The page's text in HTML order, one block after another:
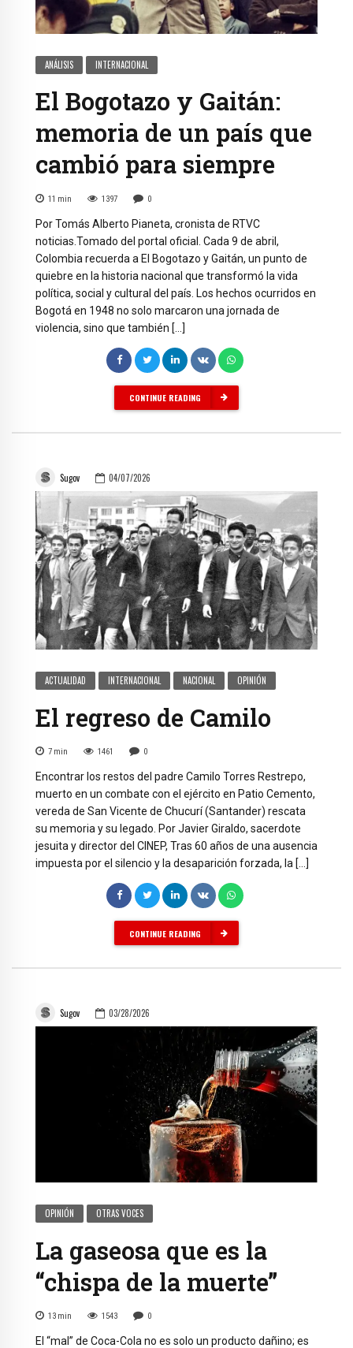
ANÁLISIS INTERNACIONAL
El Bogotazo y Gaitán:
memoria de un país que
cambió para siempre
11 min 1397 0
Por Tomás Alberto Pianeta, cronista de RTVC
noticias.Tomado del portal oficial. Cada 9 de abril,
Colombia recuerda a El Bogotazo y Gaitán, un punto de
quiebre en la historia nacional que transformó la vida
política, social y cultural del país. Los hechos ocurridos en
Bogotá en 1948 no solo marcaron una jornada de
violencia, sino que también […]
CONTINUE READING
Sugov 04/07/2026
ACTUALIDAD INTERNACIONAL NACIONAL OPINIÓN
El regreso de Camilo
7 min 1461 0
Encontrar los restos del padre Camilo Torres Restrepo,
muerto en un combate con el ejército en Patio Cemento,
vereda de San Vicente de Chucurí (Santander) rescata
su memoria y su legado. Por Javier Giraldo, sacerdote
jesuita y director del CINEP, Tras 60 años de una ausencia
impuesta por el silencio y la desaparición forzada, la […]
CONTINUE READING
Sugov 03/28/2026
OPINIÓN OTRAS VOCES
La gaseosa que es la
“chispa de la muerte”
13 min 1543 0
El “mal” de Coca-Cola no es solo un producto dañino; es